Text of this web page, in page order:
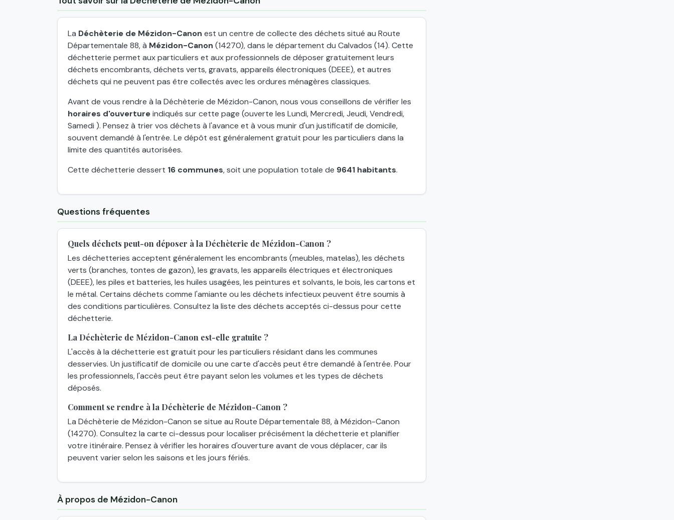
La Déchèterie de Mézidon-Canon est un centre de collecte des déchets situé au Route
Départementale 88, à Mézidon-Canon (14270), dans le département du Calvados (14). Cette
déchetterie permet aux particuliers et aux professionnels de déposer gratuitement leurs
déchets encombrants, déchets verts, gravats, appareils électroniques (DEEE), et autres
déchets qui ne peuvent pas être collectés avec les ordures ménagères classiques.
Avant de vous rendre à la Déchèterie de Mézidon-Canon, nous vous conseillons de vérifier les
horaires d'ouvertureindiqués sur cette page (ouverte les Lundi, Mercredi, Jeudi, Vendredi,
Samedi ). Pensez à trier vos déchets à l'avance et à vous munir d'un justificatif de domicile,
souvent demandé à l'entrée. Le dépôt est généralement gratuit pour les particuliers dans la
limite des quantités autorisées.
Cette déchetterie dessert 16 communes, soit une population totale de 9641 habitants.
Questions fréquentes
Quels déchets peut-on déposer à la Déchèterie de Mézidon-Canon ?
Les déchetteries acceptent généralement les encombrants (meubles, matelas), les déchets
verts (branches, tontes de gazon), les gravats, les appareils électriques et électroniques
(DEEE), les piles et batteries, les huiles usagées, les peintures et solvants, le bois, les cartons et
le métal. Certains déchets comme l'amiante ou les déchets infectieux peuvent être soumis à
des conditions particulières. Consultez la liste des déchets acceptés ci-dessus pour cette
déchetterie.
La Déchèterie de Mézidon-Canon est-elle gratuite ?
L'accès à la déchetterie est gratuit pour les particuliers résidant dans les communes
desservies. Un justificatif de domicile ou une carte d'accès peut être demandé à l'entrée. Pour
les professionnels, l'accès peut être payant selon les volumes et les types de déchets
déposés.
Comment se rendre à la Déchèterie de Mézidon-Canon ?
La Déchèterie de Mézidon-Canon se situe au Route Départementale 88, à Mézidon-Canon
(14270). Consultez la carte ci-dessus pour localiser précisément la déchetterie et planifier
votre itinéraire. Pensez à vérifier les horaires d'ouverture avant de vous déplacer, car ils
peuvent varier selon les saisons et les jours fériés.
À propos de Mézidon-Canon